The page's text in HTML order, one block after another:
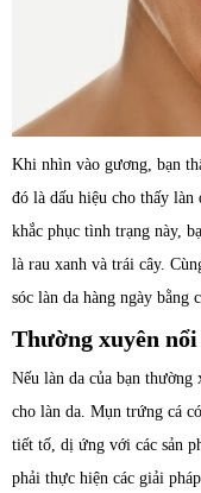
Khi nhìn vào gương, bạn
đó là dấu hiệu cho thấy làn
khắc phục tình trạng này,
là rau xanh và trái cây.
sóc làn da hàng ngày bằng
Thường xuyên
Nếu làn da của bạn thường
cho làn da. Mụn trứng cá
tiết tố, dị ứng với các sản
phải thực hiện các giải